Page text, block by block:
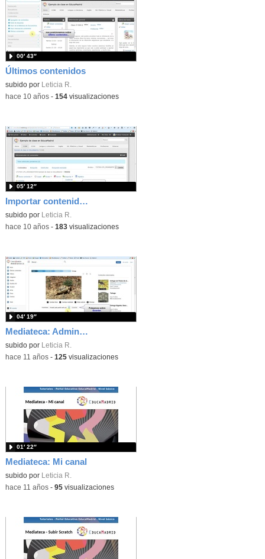
Últimos contenidos
subido por Leticia R.
00′ 43″
-hace 10 años- 154visualizaciones
Importar contenidos: Hot Potatoes
subido por Leticia R.
05′ 12″
-hace 10 años- 183visualizaciones
Mediateca: Administrar recursos
subido por Leticia R.
04′ 19″
-hace 11 años- 125visualizaciones
Mediateca: Mi canal
subido por Leticia R.
01′ 22″
-hace 11 años- 95visualizaciones